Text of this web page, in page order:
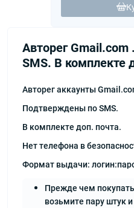
Авторег
SMS. В комплекте
Авторег аккаунты
Подтверждены по SMS.
В комплекте доп. почта.
Нет телефона в
Формат выдачи:
Прежде чем
возьмите пару штук